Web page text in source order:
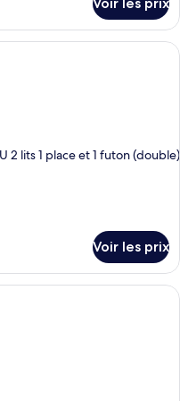
chambre d’hôtel avec deux lits,
2 lits 1 place et 1 futon (double)
Voir les prix
forts dans les chambres,